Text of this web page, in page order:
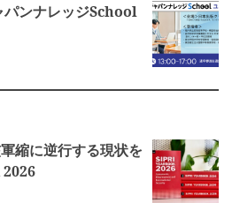
パンナレッジSchool
縮に逆行する現状を